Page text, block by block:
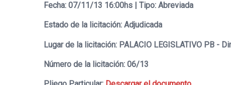
Fecha: 07/11/13 16:00hs | Tipo: Abreviada
Estado de la licitación: Adjudicada
Lugar de la licitación: PALACIO LEGISLATIVO PB -
Número de la licitación: 06/13